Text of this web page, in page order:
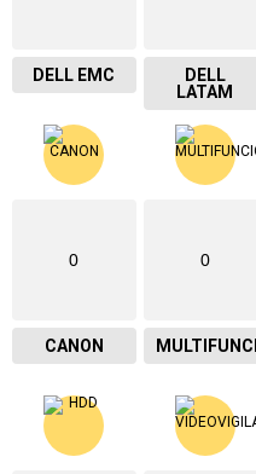
DELL EMC
DELL
LATAM
0
CANON
0